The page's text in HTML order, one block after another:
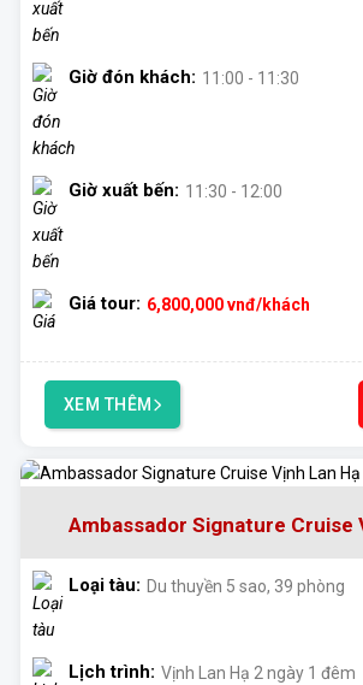
Giờ đón khách: 11:00 - 11:30
Giờ xuất bến: 11:30 - 12:00
Giá tour: 6,800,000vnđ/khách
XEM THÊM
Ambassador Signature Cruise
Loại tàu: Du thuyền 5 sao, 39 phòng
Lịch trình: Vịnh Lan Hạ 2 ngày 1 đêm